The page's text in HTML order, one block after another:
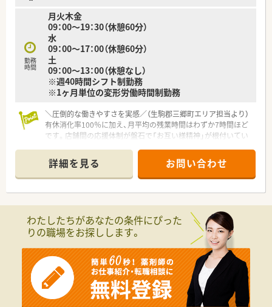
勤務
時間
月火木金
09：00～19：30（休憩60分）
水
09：00～17：00（休憩60分）
土
09：00～13：00（休憩なし）
※週40時間シフト制勤務
※1ヶ月単位の変形労働時間制勤務
＼圧倒的な働きやすさを実感／（生駒郡三郷町エリア担当より）
有休消化率100％に加え、月平均の残業時間はわずか7時間ほど
です。店舗間の応援体制が盤石で「お互い様精神」が根付いてい
＊------------------------------------------＊
【店舗情報と応需状況について】
■JR関西本線の三郷駅から徒歩1分という、各方面から非常に通
■門前にあるやわらぎクリニックより内科、外科、消化器科、整
形外科、小児科の処方箋をバランスよく受けています。
■1日あたりの処方箋応需枚数は平均40枚となっており、1人薬
剤師になることは絶対にない安心の体制を整えています。
【想定される業務内容】
■処方箋に基づいた正確な調剤作業をはじめ、調剤ミスを防ぐ厳
格な監査、および患者様に合わせた適切な服薬指導を行います。
■内科から小児科、整形外科まで幅広い疾患の多科目の処方に触
詳細を見る お問い合わせ
わたしたちがあなたの条件にぴった
りの職場をお探しします。